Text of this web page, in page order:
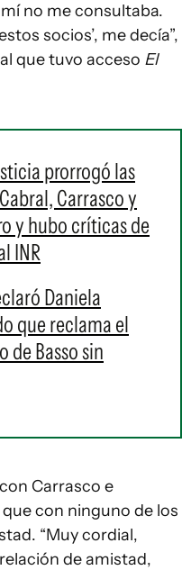
no me consultaba.
socios’, me decía”,
que tuvo acceso El
prorrogó las
Carrasco y
y hubo críticas de
INR
Daniela
que reclama el
de Basso sin
Carrasco e
con ninguno de los
“Muy cordial,
de amistad,